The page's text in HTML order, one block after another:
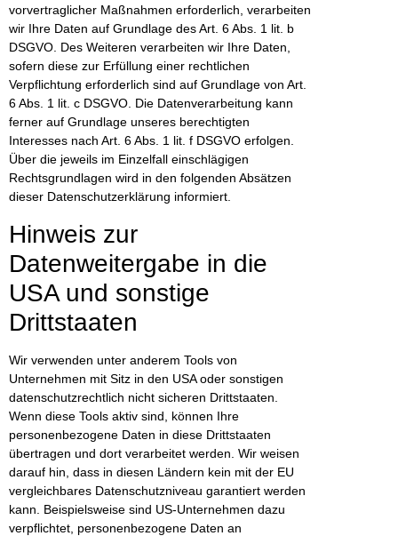
vorvertraglicher Maßnahmen erforderlich, verarbeiten
wir Ihre Daten auf Grundlage des Art. 6 Abs. 1 lit. b
DSGVO. Des Weiteren verarbeiten wir Ihre Daten,
sofern diese zur Erfüllung einer rechtlichen
Verpflichtung erforderlich sind auf Grundlage von Art.
6 Abs. 1 lit. c DSGVO. Die Datenverarbeitung kann
ferner auf Grundlage unseres berechtigten
Interesses nach Art. 6 Abs. 1 lit. f DSGVO erfolgen.
Über die jeweils im Einzelfall einschlägigen
Rechtsgrundlagen wird in den folgenden Absätzen
dieser Datenschutzerklärung informiert.
Hinweis zur
Datenweitergabe in die
USA und sonstige
Drittstaaten
Wir verwenden unter anderem Tools von
Unternehmen mit Sitz in den USA oder sonstigen
datenschutzrechtlich nicht sicheren Drittstaaten.
Wenn diese Tools aktiv sind, können Ihre
personenbezogene Daten in diese Drittstaaten
übertragen und dort verarbeitet werden. Wir weisen
darauf hin, dass in diesen Ländern kein mit der EU
vergleichbares Datenschutzniveau garantiert werden
kann. Beispielsweise sind US-Unternehmen dazu
verpflichtet, personenbezogene Daten an